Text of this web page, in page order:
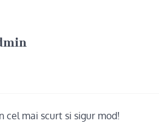
cel mai scurt si sigur mod!